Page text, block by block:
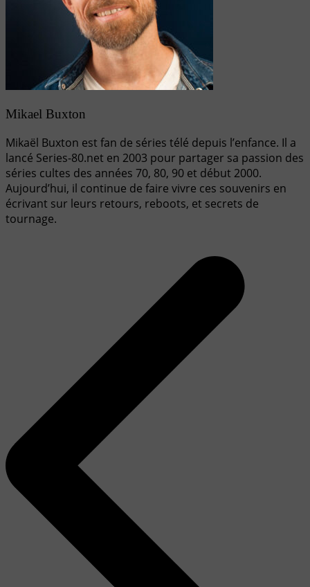
Mikael Buxton
Mikaël Buxton est fan de séries télé depuis l’enfance. Il a
lancé Series-80.net en 2003 pour partager sa passion des
séries cultes des années 70, 80, 90 et début 2000.
Aujourd’hui, il continue de faire vivre ces souvenirs en
écrivant sur leurs retours, reboots, et secrets de
tournage.